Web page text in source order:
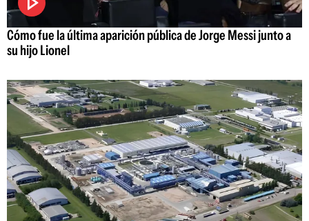
Cómo fue la última aparición pública de Jorge Messi junto a
su hijo Lionel